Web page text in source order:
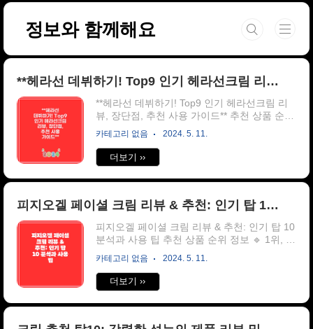
본문 바로가기
정보와 함께해요
**헤라선 데뷔하기! Top9 인기 헤라선크림 리뷰, 장단점, 추천 사용 가이드**
**헤라선 데뷔하기! Top9 인기 헤라선크림 리
뷰, 장단점, 추천 사용 가이드** 추천 상품 순위
정보 🔹 1위, 헤라 선메이트 레포츠 프로 워터
프루프 선크림 SPF50+ PA++++, 70ml, 1개 🔹
2위, 헤라 UV프로텍터 톤업 선크림 SPF50+
카테고리 없음 2024. 5. 11.
더보기 ››
피지오겔 페이셜 크림 리뷰 & 추천: 인기 탑 10 분석과 사용 팁
피지오겔 페이셜 크림 리뷰 & 추천: 인기 탑 10
분석과 사용 팁 추천 상품 순위 정보 🔹 1위, 피
지오겔 데일리 모이스쳐 테라피 페이셜 크림,
150ml, 1개 🔹 2위, 피지오겔 데일리 모이스쳐
카테고리 없음 2024. 5. 11.
더보기 ››